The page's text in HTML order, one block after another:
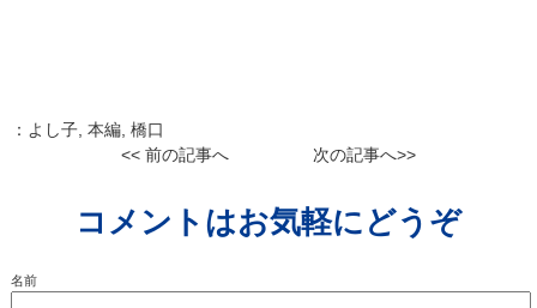
： よし子, 本編, 橋口
<< 前の記事へ
次の記事へ>>
コメントはお気軽にどうぞ
名前